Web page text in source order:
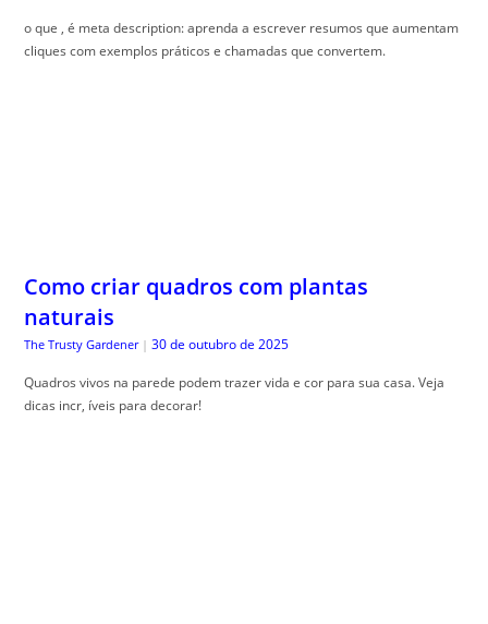
o que , é meta description: aprenda a escrever resumos que aumentam
cliques com exemplos práticos e chamadas que convertem.
Como criar quadros com plantas
naturais
The Trusty Gardener | 30 de outubro de 2025
Quadros vivos na parede podem trazer vida e cor para sua casa. Veja
dicas incr, íveis para decorar!